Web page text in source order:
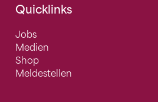
Quicklinks
Jobs
Medien
Shop
Meldestellen